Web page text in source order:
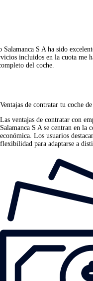
S A ha sido
incluidos en la cuota me
del coche.
Ventajas de contratar tu coche
Las ventajas de contratar con
Salamanca S A se centran en la
económica. Los usuarios
flexibilidad para adaptarse a